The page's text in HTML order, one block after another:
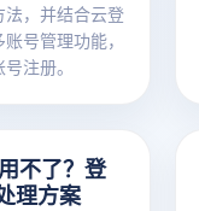
，并结合云登
号管理功能，
注册。
不了？登
理方案